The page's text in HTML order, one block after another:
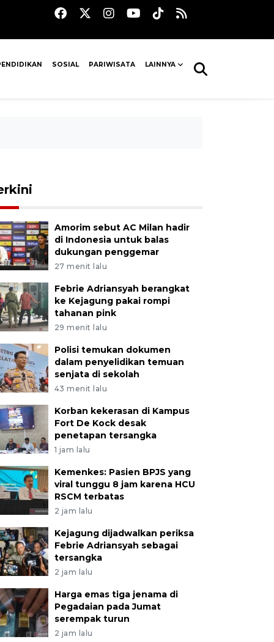
SOSIAL PARIWISATA LAINNYA
Amorim sebut AC Milan hadir
di Indonesia untuk balas
dukungan penggemar
27 menit lalu
Febrie Adriansyah berangkat
ke Kejagung pakai rompi
tahanan pink
29 menit lalu
Polisi temukan dokumen
dalam penyelidikan temuan
senjata di sekolah
43 menit lalu
Korban kekerasan di Kampus
Fort De Kock desak
penetapan tersangka
1 jam lalu
Kemenkes: Pasien BPJS yang
viral tunggu 8 jam karena HCU
RSCM terbatas
2 jam lalu
Kejagung dijadwalkan periksa
Febrie Adriansyah sebagai
tersangka
2 jam lalu
Harga emas tiga jenama di
Pegadaian pada Jumat
serempak turun
2 jam lalu